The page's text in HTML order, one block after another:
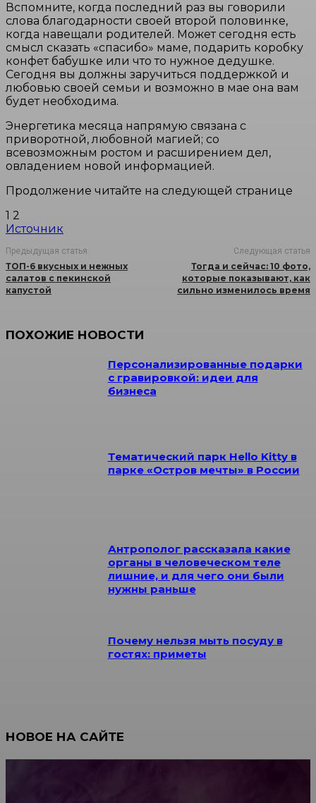
Вспомните, когда последний раз вы говорили
слова благодарности своей второй половинке,
когда навещали родителей. Может сегодня есть
смысл сказать «спасибо» маме, подарить коробку
конфет бабушке или что то нужное дедушке.
Сегодня вы должны заручиться поддержкой и
любовью своей семьи и возможно в мае она вам
будет необходима.
Энергетика месяца напрямую связана с
приворотной, любовной магией; со
всевозможным ростом и расширением дел,
овладением новой информацией.
Продолжение читайте на следующей странице
1 2
Источник
Предыдущая статья
ТОП-6 вкусных и нежных
салатов с пекинской
капустой
Следующая статья
Тогда и сейчас: 10 фото,
которые показывают, как
сильно изменилось время
ПОХОЖИЕ НОВОСТИ
Персонализированные подарки
с гравировкой: идеи для
бизнеса
Тематический парк Hello Kitty в
парке «Остров мечты» в России
Антрополог рассказала какие
органы в человеческом теле
лишние, и для чего они были
нужны раньше
Почему нельзя мыть посуду в
гостях: приметы
НОВОЕ НА САЙТЕ